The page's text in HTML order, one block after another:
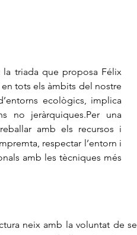
triada que proposa Félix
tots els àmbits del nostre
ecològics, implica
no jeràrquiques.Per una
amb els recursos i
respectar l’entorn i
amb les tècniques més
neix amb la voluntat de